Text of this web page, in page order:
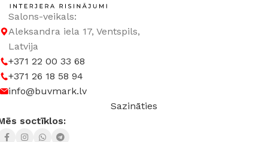
Salons-veikals:
Aleksandra iela 17, Ventspils,
Latvija
+371 22 00 33 68
+371 26 18 58 94
info@buvmark.lv
Sazināties
soctīklos: